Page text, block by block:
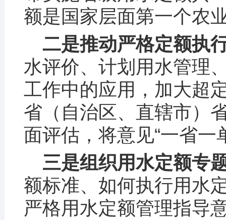
额是国家层面第一个农
二是推动严格定额执
水评价、计划用水管理
工作中的应用，加大超
省（自治区、直辖市）
面评估，将意见“一省一
三是组织用水定额专
额标准、如何执行用水
严格用水定额管理指导